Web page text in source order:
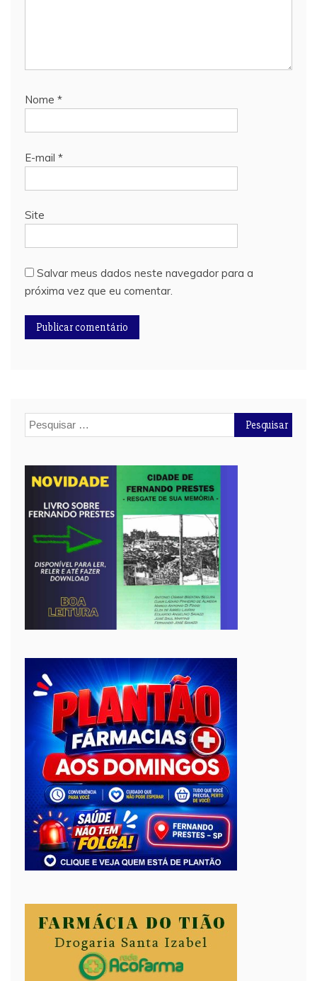
Nome *
E-mail *
Site
Salvar meus dados neste navegador para a
próxima vez que eu comentar.
Pesquisar
por: